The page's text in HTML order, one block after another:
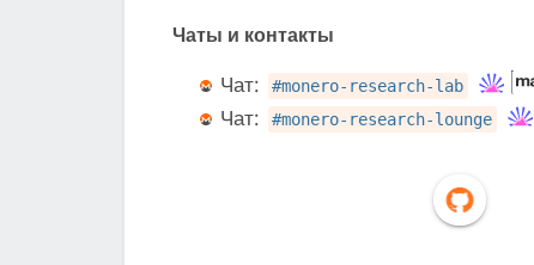
Чаты и контакты
Чат: #monero-research-lab
Чат: #monero-research-lounge